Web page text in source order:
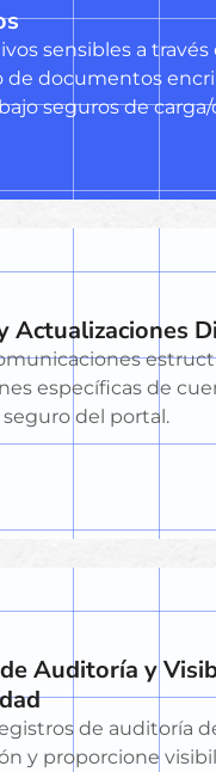
sensibles a través
de documentos
seguros de carga/
Actualizaciones
específicas de
del portal.
Auditoría y
de auditoría
y proporcione